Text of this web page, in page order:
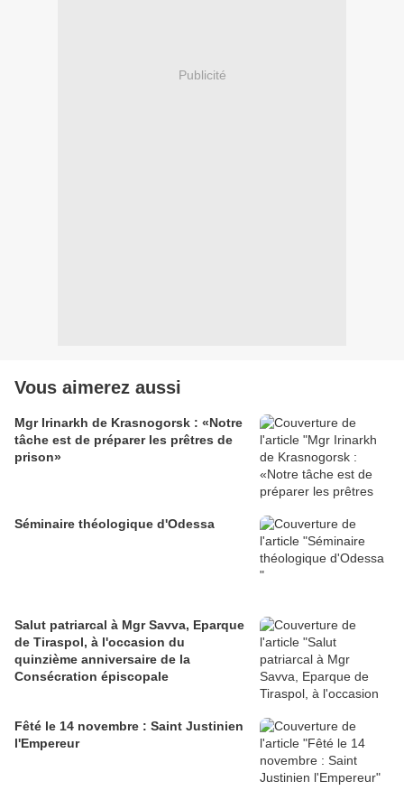
Publicité
Vous aimerez aussi
Mgr Irinarkh de Krasnogorsk : «Notre
tâche est de préparer les prêtres de
prison»
Séminaire théologique d'Odessa
Salut patriarcal à Mgr Savva, Eparque
de Tiraspol, à l'occasion du
quinzième anniversaire de la
Consécration épiscopale
Fêté le 14 novembre : Saint Justinien
l'Empereur